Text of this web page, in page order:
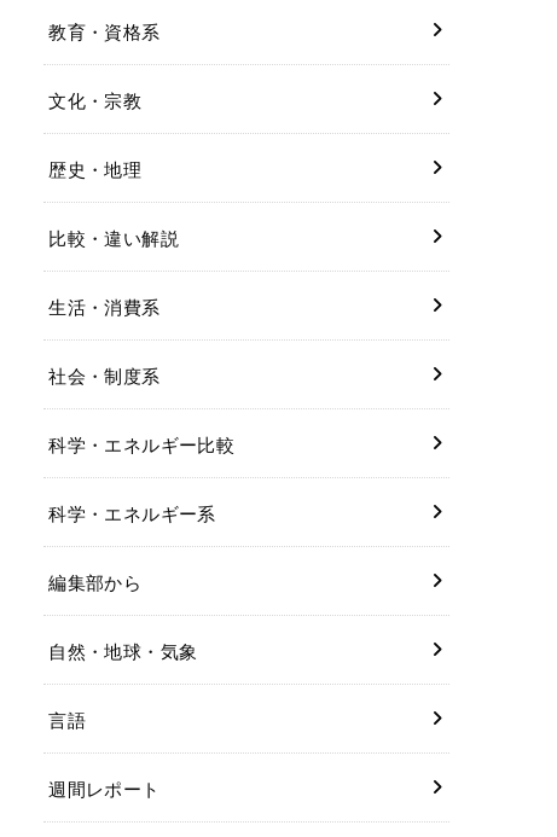
教育・資格系
文化・宗教
歴史・地理
比較・違い解説
生活・消費系
社会・制度系
科学・エネルギー比較
科学・エネルギー系
編集部から
自然・地球・気象
言語
週間レポート